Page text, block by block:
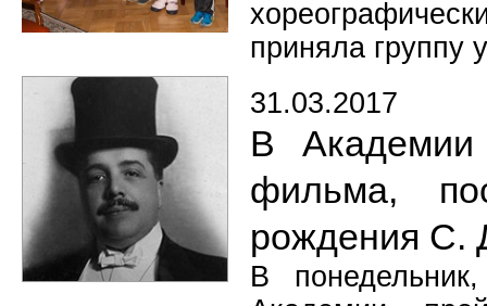
приняла группу
31.03.2017
В Академии
фильма,
рождения С.
В